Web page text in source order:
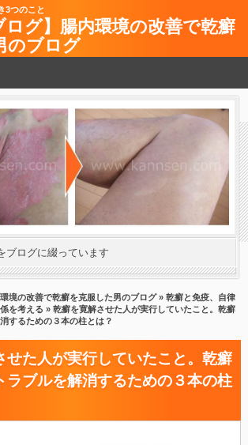
3つのこと
ログ】腸内環境の改善で乾癬
のブログ
ブログに綴っています
境の改善で乾癬を克服した男のブログ»乾癬と免疫、自律
を考える » 乾癬を寛解させた人が実行していたこと。乾癬
するための３本の柱とは？
せた人が実行していたこと。乾癬
ラブルを解消するための３本の柱